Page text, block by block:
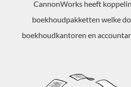
CannonWorks heeft
boekhoudpakketten welke
boekhoudkantoren en